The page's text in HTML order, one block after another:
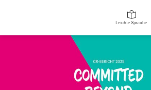
Leichte Sprache